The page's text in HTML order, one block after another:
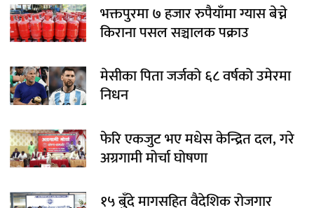
भक्तपुरमा ७ हजार रुपैयाँमा ग्यास बेच्ने
किराना पसल सञ्चालक पक्राउ
मेसीका पिता जर्जको ६८ वर्षको उमेरमा
निधन
फेरि एकजुट भए मधेस केन्द्रित दल, गरे
अग्रगामी मोर्चा घोषणा
१५ बुँदे मागसहित वैदेशिक रोजगार